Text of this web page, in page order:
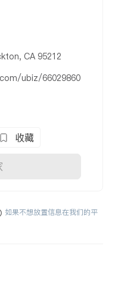
CA 95212
ubiz/66029860
收藏
如果不想放置信息在我们的平